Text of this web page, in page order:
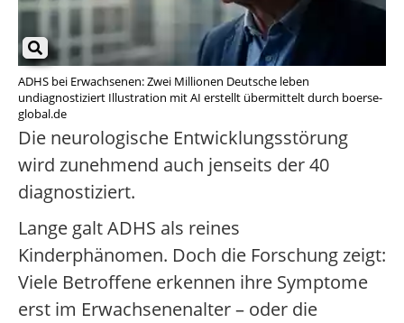
ADHS bei Erwachsenen: Zwei Millionen Deutsche leben
undiagnostiziert Illustration mit AI erstellt übermittelt durch boerse-
global.de
Die neurologische Entwicklungsstörung
wird zunehmend auch jenseits der 40
diagnostiziert.
Lange galt ADHS als reines
Kinderphänomen. Doch die Forschung zeigt:
Viele Betroffene erkennen ihre Symptome
erst im Erwachsenenalter – oder die